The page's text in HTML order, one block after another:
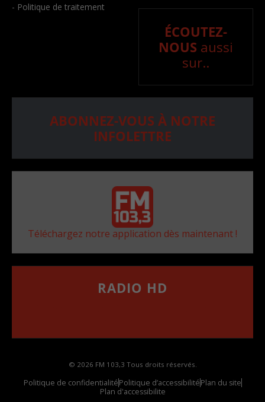
- Politique de traitement
ÉCOUTEZ-
NOUS aussi
sur..
ABONNEZ-VOUS À NOTRE
INFOLETTRE
Téléchargez notre application dès maintenant !
RADIO HD
© 2026 FM 103,3 Tous droits réservés.
Politique de confidentialitéPolitique d’accessibilitéPlan du site
Plan d'accessibilite